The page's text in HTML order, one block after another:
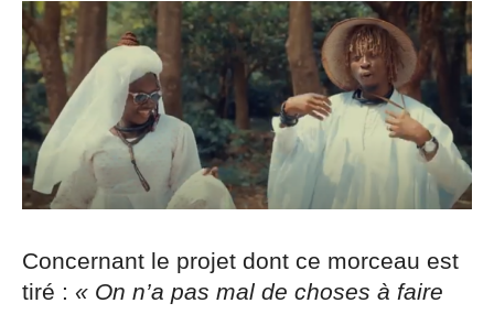
Concernant le projet dont ce morceau est
tiré : « On n’a pas mal de choses à faire